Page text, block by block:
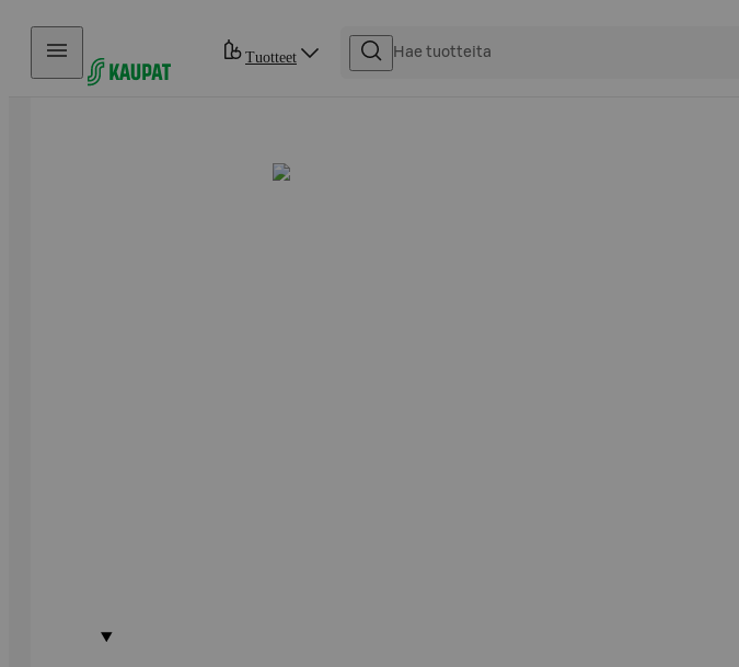
Hyppää sisältöön
Tuotteet